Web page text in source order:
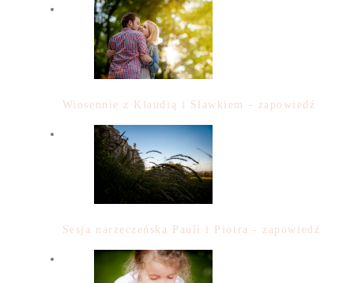
Wiosennie z Klaudią i Sławkiem - zapowiedź
Sesja narzeczeńska Pauli i Piotra - zapowiedź